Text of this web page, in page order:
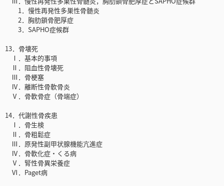
1．慢性再発性多巣性骨髄炎
2．胸肋鎖骨肥厚症
3．SAPHO症候群
13．骨壊死
Ⅰ．基本的事項
Ⅱ．阻血性骨壊死
Ⅲ．骨梗塞
Ⅳ．離断性骨軟骨炎
Ⅴ．骨軟骨症（骨端症）
14．代謝性骨疾患
Ⅰ．骨生検
Ⅱ．骨粗鬆症
Ⅲ．原発性副甲状腺機能亢進症
Ⅳ．骨軟化症・くる病
Ⅴ．腎性骨異栄養症
Ⅵ．Paget病